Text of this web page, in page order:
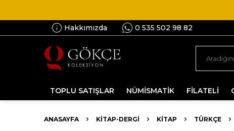
Hakkımızda 0 535 502 98 82
TOPLU SATIŞLAR NÜMİSMATİK FİLATELİ
ANASAYFA KİTAP-DERGİ KITAP TÜRKÇE